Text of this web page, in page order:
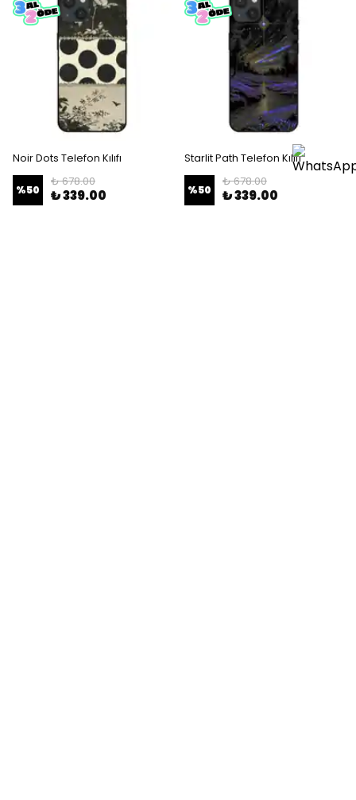
Noir Dots Telefon Kılıfı
%50
₺ 678.00
₺ 339.00
Starlit Path Telefon Kılıfı
%50
₺ 678.00
₺ 339.00